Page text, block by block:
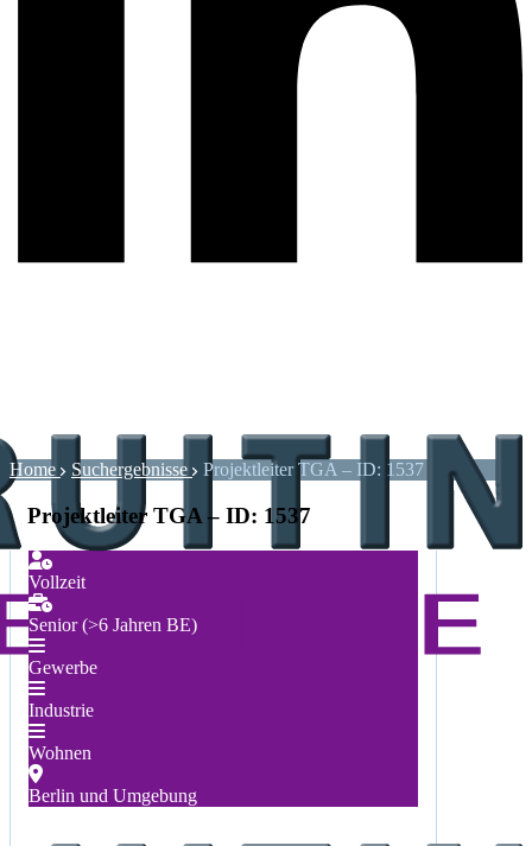
Home Suchergebnisse Projektleiter TGA – ID: 1537
Projektleiter TGA – ID: 1537
Vollzeit
Senior (>6 Jahren BE)
Gewerbe
Industrie
Wohnen
Berlin und Umgebung